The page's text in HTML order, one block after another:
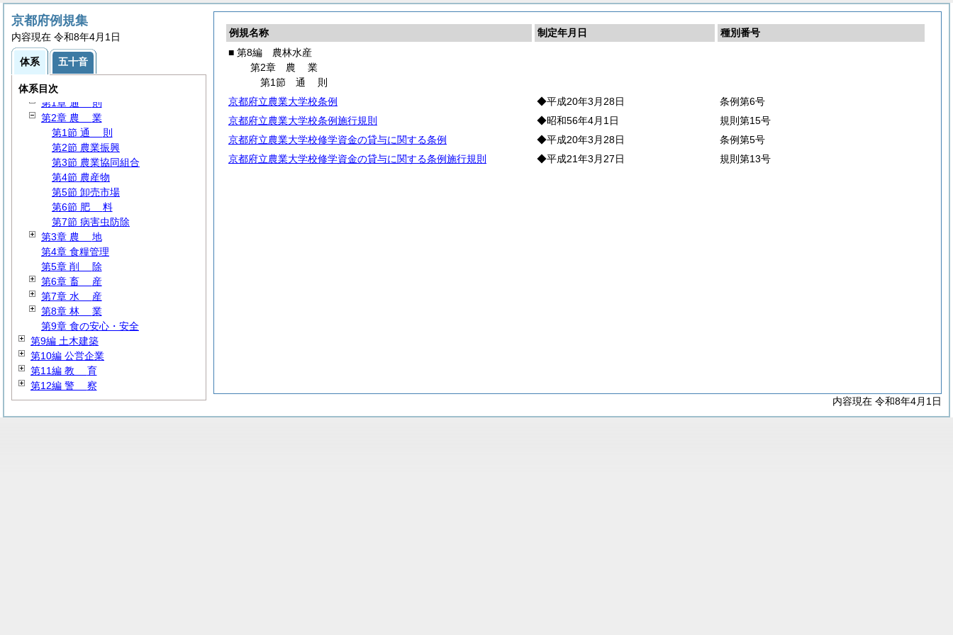
例規名称 制定年月日
種別番号
■ 第8編 農林水産
第2章 農業
第1節 通 則
京都府立農業大学校条例
◆平成20年3月28日
条例第6号
京都府立農業大学校条例施行規則
◆昭和56年4月1日
規則第15号
京都府立農業大学校修学資金の貸与に関する条例
◆平成20年3月28日
条例第5号
京都府立農業大学校修学資金の貸与に関する条例施行規則
◆平成21年3月27日 規則第13号
内容現在 令和8年4月1日
京都府例規集
内容現在 令和8年4月1日
体系 五十音
体系目次
第3編財務
第4編民生
第5編衛 生
第6編労働
第7編商工
第8編 農林水産
第1章 通 則
第2章 農 業
第1節 通 則
第2節 農業振興
第3節 農業協同組合
第4節 農産物
第5節 卸売市場
第6節 肥 料
第7節 病害虫防除
第3章 農 地
第4章 食糧管理
第5章 削 除
第6章 畜 産
第7章 水 産
第8章 林 業
第9章 食の安心・安全
第9編 土木建築
第10編 公営企業
第11編 教 育
第12編 警 察